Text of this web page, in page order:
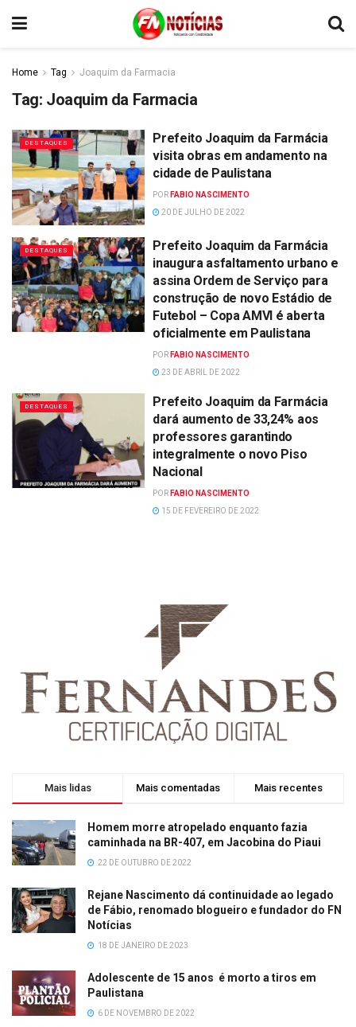
Home Tag Joaquim da Farmacia
Tag: Joaquim da Farmacia
DESTAQUES
Prefeito Joaquim da Farmácia
visita obras em andamento na
cidade de Paulistana
POR FABIO NASCIMENTO
20 DE JULHO DE 2022
DESTAQUES
Prefeito Joaquim da Farmácia
inaugura asfaltamento urbano e
assina Ordem de Serviço para
construção de novo Estádio de
Futebol – Copa AMVI é aberta
oficialmente em Paulistana
POR FABIO NASCIMENTO
23 DE ABRIL DE 2022
DESTAQUES
Prefeito Joaquim da Farmácia
dará aumento de 33,24% aos
professores garantindo
integralmente o novo Piso
Nacional
POR FABIO NASCIMENTO
15 DE FEVEREIRO DE 2022
Mais lidas Mais comentadas Mais recentes
Homem morre atropelado enquanto fazia
caminhada na BR-407, em Jacobina do Piaui
22 DE OUTUBRO DE 2022
Rejane Nascimento dá continuidade ao legado
de Fábio, renomado blogueiro e fundador do FN
Notícias
18 DE JANEIRO DE 2023
Adolescente de 15 anos é morto a tiros em
Paulistana
6 DE NOVEMBRO DE 2022